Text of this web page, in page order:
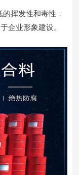
挥发性和毒性，
企业形象建设。